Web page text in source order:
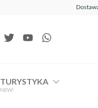
TURYSTYKA
NEW!